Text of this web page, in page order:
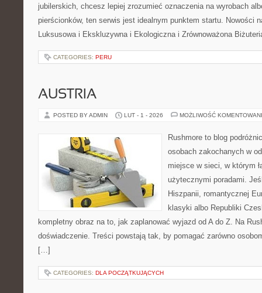
jubilerskich, chcesz lepiej zrozumieć oznaczenia na wyrobach
pierścionków, ten serwis jest idealnym punktem startu. Nowości
Luksusowa i Ekskluzywna i Ekologiczna i Zrównoważona
CATEGORIES: PERU
AUSTRIA
POSTED BY ADMIN LUT - 1 - 2026 MOŻLIWOŚĆ
Rushmore to blog
osobach zakochanych w
miejsce w sieci, w którym
użytecznymi poradami.
Hiszpanii, romantycznej
klasyki albo Republiki
kompletny obraz na to, jak zaplanować wyjazd od A do Z. Na
doświadczenie. Treści powstają tak, by pomagać zarówno
[…]
CATEGORIES: DLA POCZĄTKUJĄCYCH